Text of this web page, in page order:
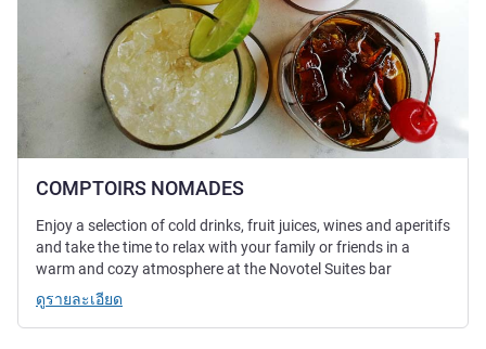
COMPTOIRS NOMADES
Enjoy a selection of cold drinks, fruit juices, wines and aperitifs
and take the time to relax with your family or friends in a
warm and cozy atmosphere at the Novotel Suites bar
ดูรายละเอียด